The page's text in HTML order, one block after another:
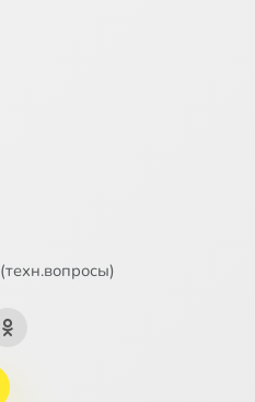
(техн.вопросы)